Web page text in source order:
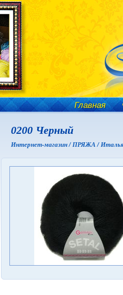
Главная
0200 Черный
Интернет-магазин /ПРЯЖА /